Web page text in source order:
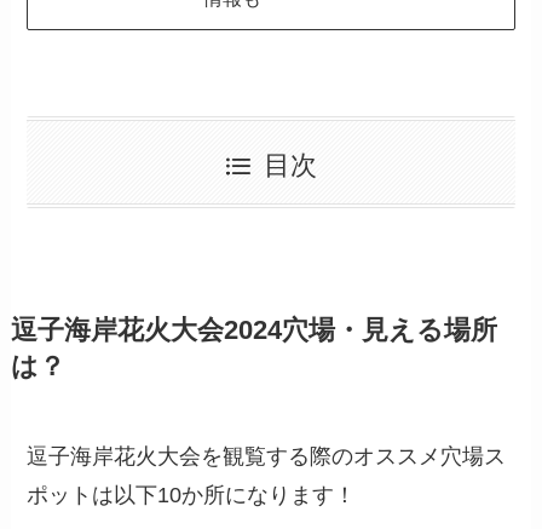
目次
逗子海岸花火大会2024穴場・見える場所
は？
逗子海岸花火大会を観覧する際のオススメ穴場ス
ポットは以下10か所になります！